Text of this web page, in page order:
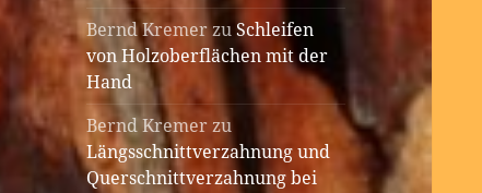
Bernd KremerzuSchleifen
von Holzoberflächen mit der
Hand
Bernd Kremerzu
Längsschnittverzahnung und
Querschnittverzahnung bei